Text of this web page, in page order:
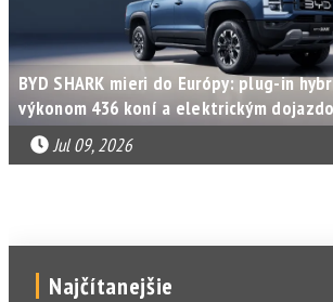
BYD SHARK mieri do Európy: plug-in
výkonom 436 koní a elektrickým
Jul 09, 2026
Najčítanejšie